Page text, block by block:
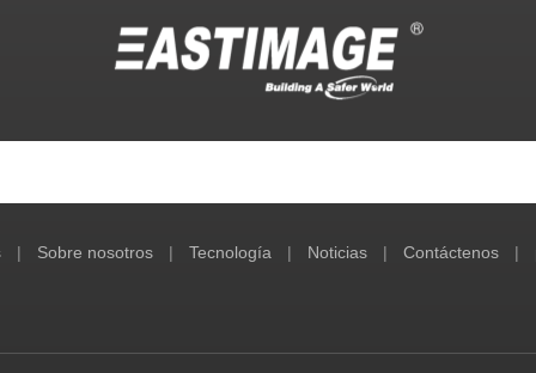
| Sobre nosotros | Tecnología | Noticias | Contáctenos |